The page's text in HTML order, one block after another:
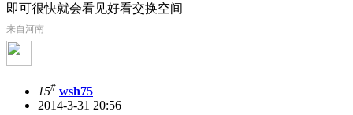
即可很快就会看见好看交换空间
来自河南
15# wsh75
2014-3-31 20:56